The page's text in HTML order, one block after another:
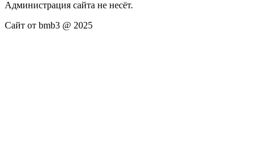
Администрация сайта не несёт.
Сайт от bmb3 @ 2025